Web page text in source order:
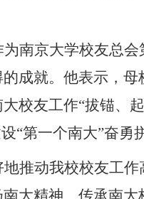
南京大学校友总会
成就。 他表示 ，
校友工作“拔锚、
“第一个南大”奋勇
地推动我校校友工作
大精神 、传承南